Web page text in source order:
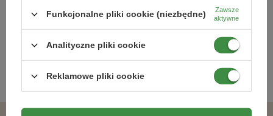
10,99 zł 49,49 zł
Kategorie powiązane
Funkcjonalne pliki cookie (niezbędne)
Zawsze
aktywne
Analityczne pliki cookie
Reklamowe pliki cookie